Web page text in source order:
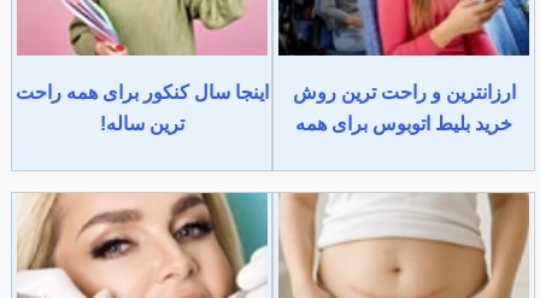
ارزانترین و راحت ترین روش
خرید بلیط اتوبوس برای همه
اینجا سال کنکور برای همه راحت
ترین ساله!